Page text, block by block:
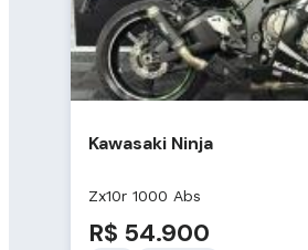
Kawasaki Ninja
Zx10r 1000 Abs
R$ 54.900